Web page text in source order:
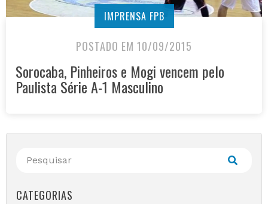
IMPRENSA FPB
POSTADO EM 10/09/2015
Sorocaba, Pinheiros e Mogi vencem pelo
Paulista Série A-1 Masculino
CATEGORIAS